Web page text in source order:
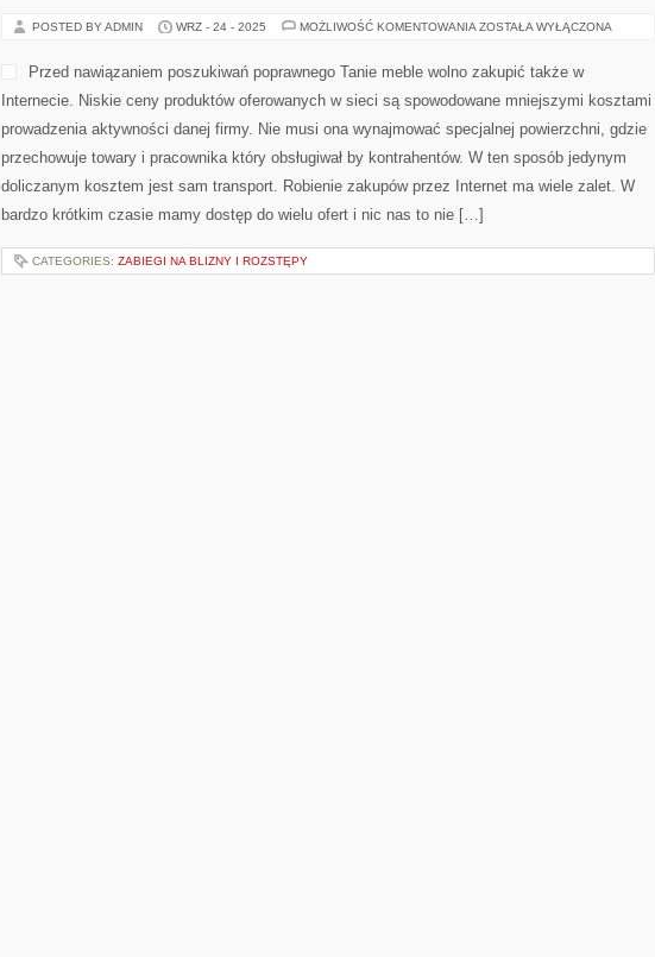
POSTED BY ADMIN WRZ - 24 - 2025 MOŻLIWOŚĆ KOMENTOWANIA KIELISZKI
BARDZIEJ
WYROBÓW
ZOSTAŁA WYŁĄCZONA
Przed nawiązaniem poszukiwań poprawnego Tanie meble wolno zakupić także w
Internecie. Niskie ceny produktów oferowanych w sieci są spowodowane mniejszymi kosztami
prowadzenia aktywności danej firmy. Nie musi ona wynajmować specjalnej powierzchni, gdzie
przechowuje towary i pracownika który obsługiwał by kontrahentów. W ten sposób jedynym
doliczanym kosztem jest sam transport. Robienie zakupów przez Internet ma wiele zalet. W
bardzo krótkim czasie mamy dostęp do wielu ofert i nic nas to nie […]
CATEGORIES: ZABIEGI NA BLIZNY I ROZSTĘPY